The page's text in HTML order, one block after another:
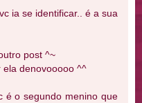
ia se identificar.. é a sua
post ^~
ela denovooooo ^^
é o segundo menino que